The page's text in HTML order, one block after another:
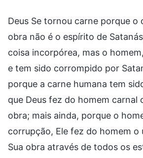
Deus Se tornou carne porque o
obra não é o espírito de
coisa incorpórea, mas o
e tem sido corrompido por
porque a carne humana tem
que Deus fez do homem carnal
obra; mais ainda, porque o
corrupção, Ele fez do homem o
Sua obra através de todos os